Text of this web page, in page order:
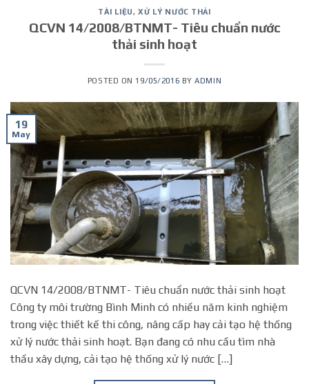
TÀI LIỆU,XỬ LÝ NƯỚC THẢI
QCVN 14/2008/BTNMT- Tiêu chuẩn nước
thải sinh hoạt
POSTED ON 19/05/2016 BYADMIN
19
May
QCVN 14/2008/BTNMT- Tiêu chuẩn nước thải sinh hoạt
Công ty môi trường Bình Minh có nhiều năm kinh nghiệm
trong việc thiết kế thi công, nâng cấp hay cải tạo hệ thống
xử lý nước thải sinh hoạt. Bạn đang có nhu cầu tìm nhà
thầu xây dựng, cải tạo hệ thống xử lý nước […]